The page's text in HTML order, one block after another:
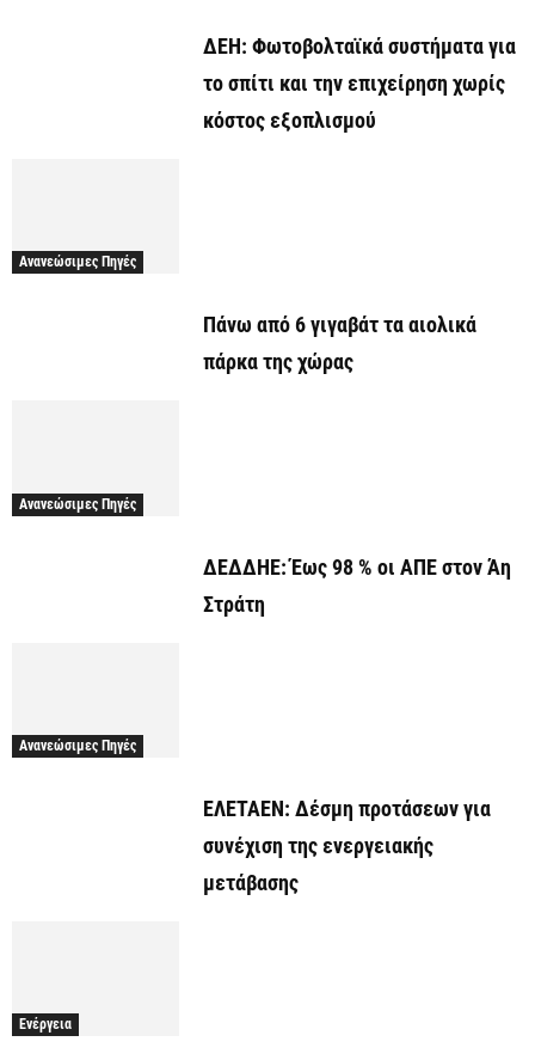
ΔΕΗ: Φωτοβολταϊκά συστήματα για
το σπίτι και την επιχείρηση χωρίς
κόστος εξοπλισμού
Ανανεώσιμες Πηγές
Πάνω από 6 γιγαβάτ τα αιολικά
πάρκα της χώρας
Ανανεώσιμες Πηγές
ΔΕΔΔΗΕ: Έως 98 % οι ΑΠΕ στον Άη
Στράτη
Ανανεώσιμες Πηγές
ΕΛΕΤΑΕΝ: Δέσμη προτάσεων για
συνέχιση της ενεργειακής
μετάβασης
Ενέργεια